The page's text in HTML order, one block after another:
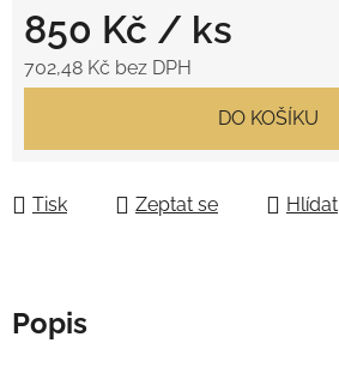
850 Kč / ks
702,48 Kč bez DPH
DO KOŠÍKU
Tisk Zeptat se Hlídat
Popis